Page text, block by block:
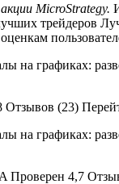
MicroStrategy.
трейдеров
оценкам
Отзывов (23)
Проверен 4,7